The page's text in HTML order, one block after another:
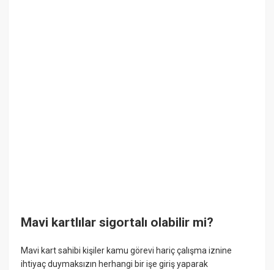
Mavi kartlılar sigortalı olabilir mi?
Mavi kart sahibi kişiler kamu görevi hariç çalışma iznine
ihtiyaç duymaksızın herhangi bir işe giriş yaparak